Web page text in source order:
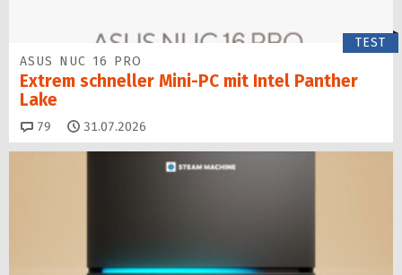
TEST
ASUS NUC 16 PRO
Extrem schneller Mini-PC mit Intel Panther
Lake
79 Kommentare
31.07.2026